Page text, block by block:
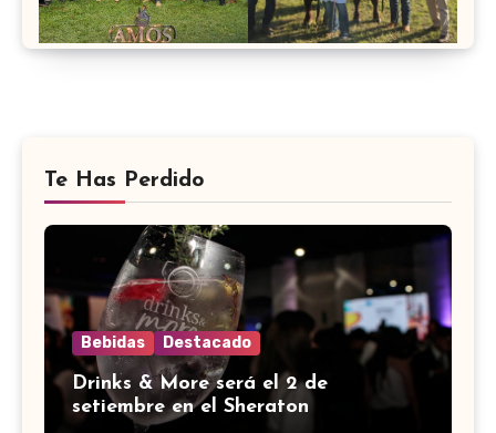
Te Has Perdido
Bebidas Destacado
Drinks & More será el 2 de
setiembre en el Sheraton